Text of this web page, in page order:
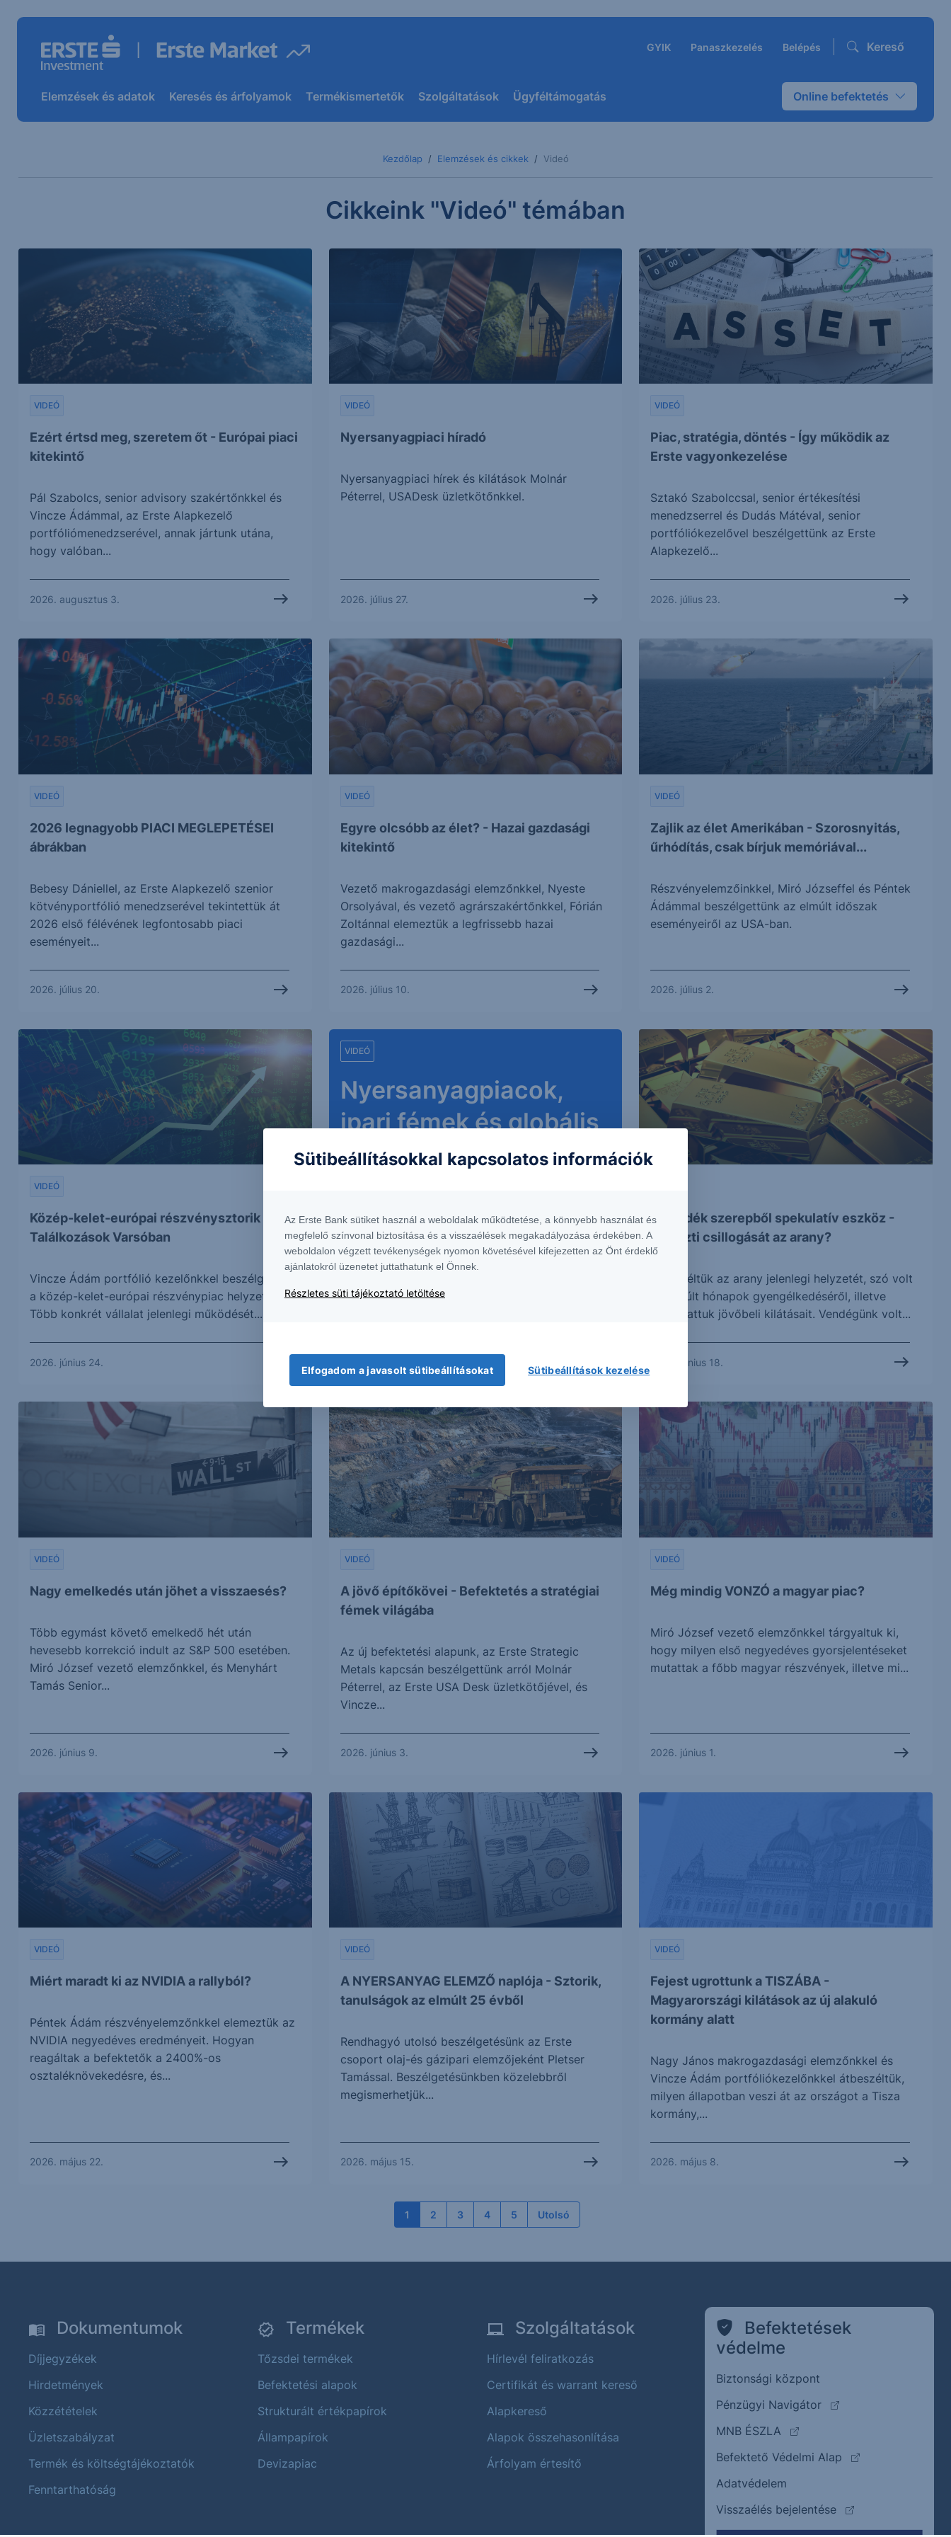
GYIK Panaszkezelés Belépés Kereső
Elemzések és adatok Keresés és árfolyamok Termékismertetők Szolgáltatások Ügyféltámogatás Online befektetés
Kezdőlap Elemzések és cikkek Videó
Cikkeink "Videó" témában
Ezért értsd meg, szeretem őt - Európai piaci
kitekintő
VIDEÓ
Pál Szabolcs, senior advisory szakértőnkkel és
Vincze Ádámmal, az Erste Alapkezelő
portfóliómenedzserével, annak jártunk utána,
hogy valóban...
2026. augusztus 3.
Nyersanyagpiaci híradó
VIDEÓ
Nyersanyagpiaci hírek és kilátások Molnár
Péterrel, USADesk üzletkötőnkkel.
2026. július 27.
Piac, stratégia, döntés - Így működik az
Erste vagyonkezelése
VIDEÓ
Sztakó Szabolccsal, senior értékesítési
menedzserrel és Dudás Mátéval, senior
portfóliókezelővel beszélgettünk az Erste
Alapkezelő...
2026. július 23.
2026 legnagyobb PIACI MEGLEPETÉSEI
ábrákban
VIDEÓ
Bebesy Dániellel, az Erste Alapkezelő szenior
kötvényportfólió menedzserével tekintettük át
2026 első félévének legfontosabb piaci
eseményeit...
2026. július 20.
Egyre olcsóbb az élet? - Hazai gazdasági
kitekintő
VIDEÓ
Vezető makrogazdasági elemzőnkkel, Nyeste
Orsolyával, és vezető agrárszakértőnkkel, Fórián
Zoltánnal elemeztük a legfrissebb hazai
gazdasági...
2026. július 10.
Zajlik az élet Amerikában - Szorosnyitás,
űrhódítás, csak bírjuk memóriával...
VIDEÓ
Részvényelemzőinkkel, Miró Józseffel és Péntek
Ádámmal beszélgettünk az elmúlt időszak
eseményeiről az USA-ban.
2026. július 2.
Közép-kelet-európai részvénysztorik -
Találkozások Varsóban
VIDEÓ
Vincze Ádám portfólió kezelőnkkel beszélgettünk
a közép-kelet-európai részvénypiac helyzetéről.
Több konkrét vállalat jelenlegi működését...
2026. június 24.
Nyersanyagpiacok,
ipari fémek és globális
kockázatok fókuszban
webinárium
VIDEÓ
Szakértőink a nyersanyagpiaci kilátásokról, az
ipari fémek portfóliószerepéről, valamint a
globális trendek és kockázatok hatásairól
Menedék szerepből spekulatív eszköz -
Elveszti csillogását az arany?
Átbeszéltük az arany jelenlegi helyzetét, szó volt
az elmúlt hónapok gyengélkedéséről, illetve
megvitattuk jövőbeli kilátásait. Vendégünk volt...
2026. június 18.
Nagy emelkedés után jöhet a visszaesés?
VIDEÓ
Több egymást követő emelkedő hét után
hevesebb korrekció indult az S&P 500 esetében.
Miró József vezető elemzőnkkel, és Menyhárt
Tamás Senior...
2026. június 9.
A jövő építőkövei - Befektetés a stratégiai
fémek világába
VIDEÓ
Az új befektetési alapunk, az Erste Strategic
Metals kapcsán beszélgettünk arról Molnár
Péterrel, az Erste USA Desk üzletkötőjével, és
Vincze...
2026. június 3.
Még mindig VONZÓ a magyar piac?
VIDEÓ
Miró József vezető elemzőnkkel tárgyaltuk ki,
hogy milyen első negyedéves gyorsjelentéseket
mutattak a főbb magyar részvények, illetve mi...
2026. június 1.
Miért maradt ki az NVIDIA a rallyból?
VIDEÓ
Péntek Ádám részvényelemzőnkkel elemeztük az
NVIDIA negyedéves eredményeit. Hogyan
reagáltak a befektetők a 2400%-os
osztaléknövekedésre, és...
2026. május 22.
A NYERSANYAG ELEMZŐ naplója - Sztorik,
tanulságok az elmúlt 25 évből
VIDEÓ
Rendhagyó utolsó beszélgetésünk az Erste
csoport olaj-és gázipari elemzőjeként Pletser
Tamással. Beszélgetésünkben közelebbről
megismerhetjük...
2026. május 15.
Fejest ugrottunk a TISZÁBA -
Magyarországi kilátások az új alakuló
kormány alatt
VIDEÓ
Nagy János makrogazdasági elemzőnkkel és
Vincze Ádám portfóliókezelőnkkel átbeszéltük,
milyen állapotban veszi át az országot a Tisza
kormány,...
2026. május 8.
1 2 3 4 5 Utolsó
Dokumentumok
Díjjegyzékek
Hirdetmények
Közzétételek
Üzletszabályzat
Termék és költségtájékoztatók
Fenntarthatóság
Termékek
Tőzsdei termékek
Befektetési alapok
Strukturált értékpapírok
Állampapírok
Devizapiac
Szolgáltatások
Hírlevél feliratkozás
Certifikát és warrant kereső
Alapkereső
Alapok összehasonlítása
Árfolyam értesítő
Befektetések
védelme
Biztonsági központ
Pénzügyi Navigátor
(külső oldalra ugrik)
MNB ÉSZLA
(külső oldalra ugrik)
Befektető Védelmi Alap
(külső oldalra
Adatvédelem
Visszaélés bejelentése
(külső oldalra ugrik)
Sütibeállításokkal kapcsolatos információk
Az Erste Bank sütiket használ a weboldalak működtetése, a könnyebb használat és
megfelelő színvonal biztosítása és a visszaélések megakadályozása érdekében. A
weboldalon végzett tevékenységek nyomon követésével kifejezetten az Önt érdeklő
ajánlatokról üzenetet juttathatunk el Önnek.
Részletes süti tájékoztató letöltése
Elfogadom a javasolt sütibeállításokat Sütibeállítások kezelése